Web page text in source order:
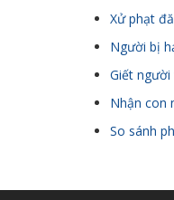
Xử phạt
Người bị
Giết
Nhận con
So sánh